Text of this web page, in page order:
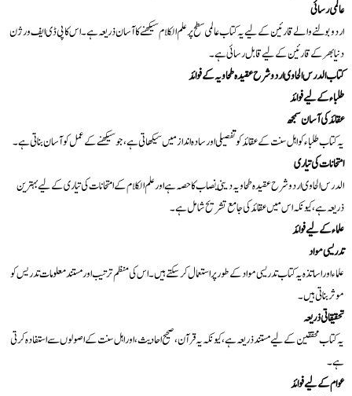
عالمی رسائی
اردو بولنے والے قارئين کے ليے يہ کتاب عالمی سطح پر علم الکلام سيکھنے کا آسان ذريعہ ہے۔ اس کا پی ڈی ایف ورژن
دنيا بھر کے قارئين کے ليے قابل رسائی ہے۔
کتاب الدرس الحاوی اردو شرح عقيدہ طحاويہ کے فوائد
طلباء کے ليے فوائد
عقائد کی آسان سمجھ
يہ کتاب طلباء کو اہل سنت کے عقائد کو تفصيلی اور سادہ انداز ميں سيکھاتی ہے، جو سيکھنے کے عمل کو آسان بناتی ہے۔
امتحانات کی تياری
الدرس الحاوی اردو شرح عقيدہ طحاويہ ديني نصاب کا حصہ ہے اور علم الکلام کے امتحانات کی تياری کے ليے بہترين
ذريعہ ہے، کيونکہ اس ميں عقائد کی جامع تشریح شامل ہے۔
علماء کے ليے فوائد
تدریسی مواد
علماء اور اساتذہ يہ کتاب تدریسی مواد کے طور پر استعمال کر سکتے ہيں۔ اس کی منظم ترتيب اور مستند معلومات تدریس کو
موثر بناتی ہيں۔
تحقيقاتی ذريعہ
يہ کتاب محققين کے ليے مستند ذريعہ ہے، کيونکہ يہ قرآن، صحيح احاديث، اور اہل سنت کے اصولوں سے استفادہ کرتی
ہے۔
عوام کے ليے فوائد